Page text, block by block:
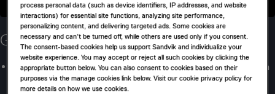
Gere projetos mais rapidamente
Os metadados de projeto (atribuição) oferecem suporte à
automação de tarefas, reduzem erros e simplificam
process personal data (such as device identifiers, IP addresses, and website
interactions) for essential site functions, analyzing site performance,
personalizing content, and delivering targeted ads. Some cookies are
necessary and can’t be turned off, while others are used only if you consent.
The consent-based cookies help us support Sandvik and individualize your
website experience. You may accept or reject all such cookies by clicking the
appropriate button below. You can also consent to cookies based on their
purposes via the manage cookies link below. Visit our cookie privacy policy for
more details on how we use cookies.